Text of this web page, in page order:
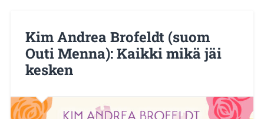
Kim Andrea Brofeldt (suom
Outi Menna): Kaikki mikä jäi
kesken